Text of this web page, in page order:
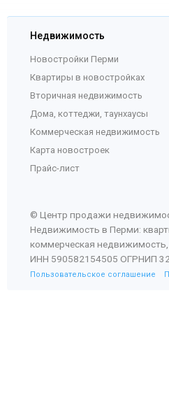
Недвижимость
Новостройки Перми
Квартиры в новостройках
Вторичная недвижимость
Дома, коттеджи, таунхаусы
Коммерческая недвижимость
Карта новостроек
Прайс-лист
© Центр продажи
Недвижимость в Перми:
коммерческая
ИНН 590582154505 ОГРНИП
Пользовательское соглашение